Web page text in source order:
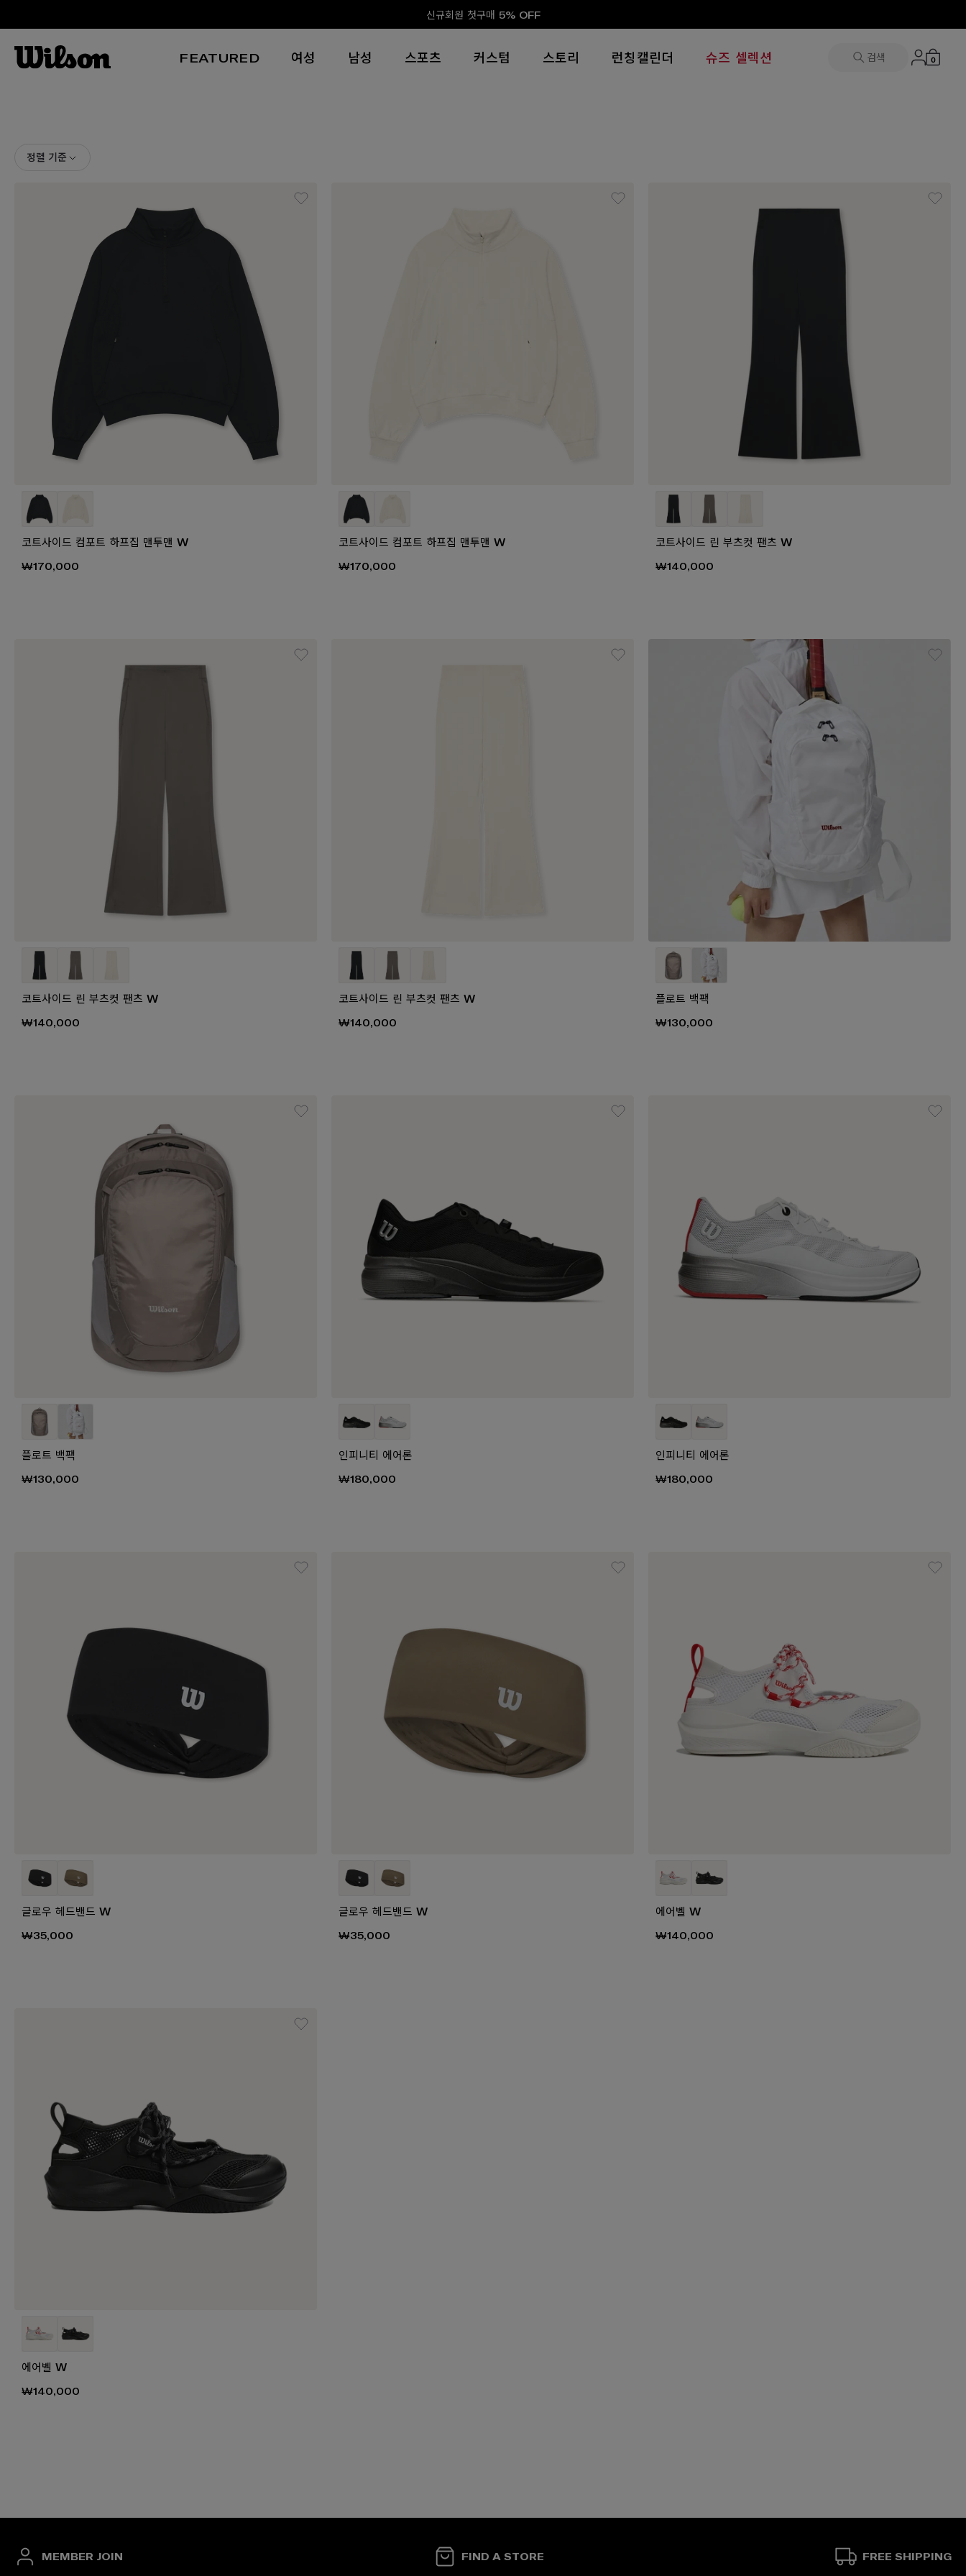
신규회원 첫구매 5% OFF
FEATURED 여성 남성 스포츠 커스텀 스토리 런칭캘린더 슈즈 셀렉션 검색 0
정렬 기준
코트사이드 컴포트 하프집 맨투맨 W
₩170,000
코트사이드 컴포트 하프집 맨투맨 W
₩170,000
코트사이드 린 부츠컷 팬츠 W
₩140,000
코트사이드 린 부츠컷 팬츠 W
₩140,000
코트사이드 린 부츠컷 팬츠 W
₩140,000
플로트 백팩
₩130,000
플로트 백팩
₩130,000
인피니티 에어론
₩180,000
인피니티 에어론
₩180,000
글로우 헤드밴드 W
₩35,000
글로우 헤드밴드 W
₩35,000
에어벨 W
₩140,000
에어벨 W
₩140,000
MEMBER JOIN FIND A STORE FREE SHIPPING